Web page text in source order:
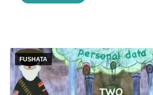
FUSHATA